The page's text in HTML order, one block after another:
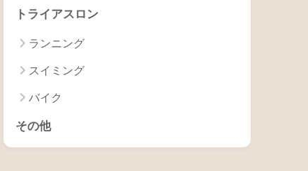
トライアスロン
ランニング
スイミング
バイク
その他